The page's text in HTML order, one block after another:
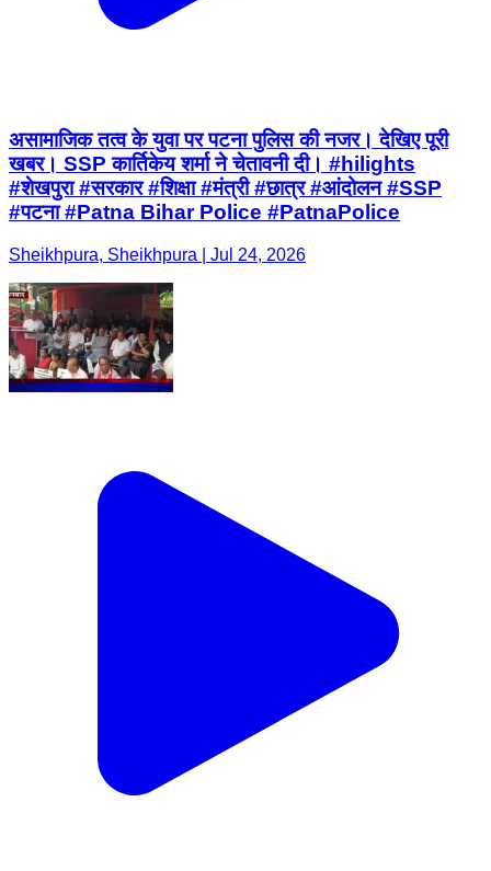
असामाजिक तत्व के युवा पर पटना पुलिस की नजर। देखिए पूरी
खबर। SSP कार्तिकेय शर्मा ने चेतावनी दी। #hilights
Sheikhpura, Sheikhpura | Jul 24, 2026
धनबाद में समग्र विकास विषय पर एक दिवसीय धरना।
#hilights #public #jharkhand #reals